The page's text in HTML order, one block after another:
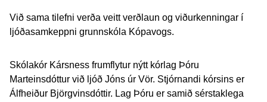
Við sama tilefni verða veitt verðlaun og viðurkenningar í
ljóðasamkeppni grunnskóla Kópavogs.
Skólakór Kársness frumflytur nýtt kórlag Þóru
Marteinsdóttur við ljóð Jóns úr Vör. Stjórnandi kórsins er
Álfheiður Björgvinsdóttir. Lag Þóru er samið sérstaklega